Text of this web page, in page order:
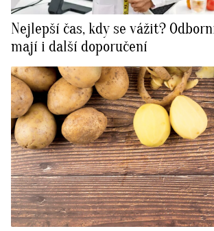
Nejlepší čas, kdy se vážit?
mají i další doporučení